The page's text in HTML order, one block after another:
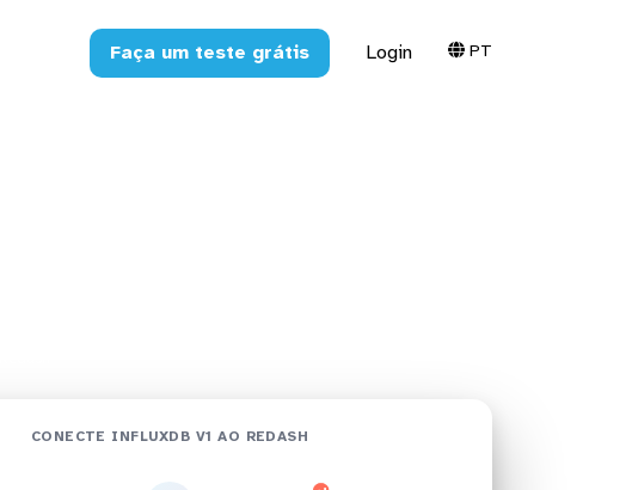
Faça um teste grátis Login PT
CONECTE INFLUXDB V1 AO REDASH